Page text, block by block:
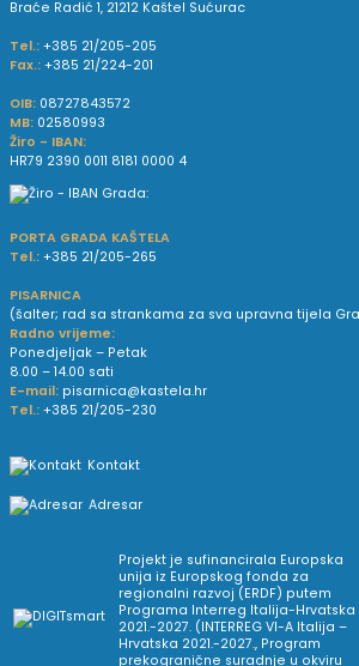
Braće Radić 1, 21212 Kaštel Sućurac
Tel.: +385 21/205-205
Fax.: +385 21/224-201
OIB: 08727843572
MB: 02580993
Žiro - IBAN:
HR79 2390 0011 8181 0000 4
PORTA GRADA KAŠTELA
Tel.: +385 21/205-265
PISARNICA
(šalter; rad sa strankama za sva upravna tijela
Radno vrijeme:
Ponedjeljak – Petak
8.00 – 14.00 sati
E-mail: pisarnica@kastela.hr
Tel.: +385 21/205-230
Kontakt
Adresar
Projekt je sufinancirala Europska
unija iz Europskog fonda za
regionalni razvoj (ERDF) putem
Programa Interreg Italija-Hrvatska
2021.-2027. (INTERREG VI-A Italija –
Hrvatska 2021.-2027., Program
prekogranične suradnje u okviru